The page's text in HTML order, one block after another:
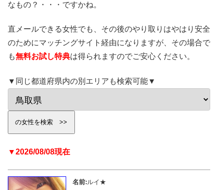
なもの？・・・ですかね。
直メールできる女性でも、その後のやり取りはやはり安全
のためにマッチングサイト経由になりますが、その場合で
も無料お試し特典は得られますのでご安心ください。
▼同じ都道府県内の別エリアも検索可能▼
▼2026/08/08現在
名前: ルイ★